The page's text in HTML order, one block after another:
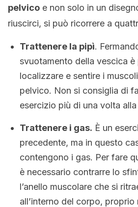
pelvico e non solo in un
riuscirci, si può ricorrere a
Trattenere la pipì.
svuotamento della vescica è
localizzare e sentire i
pelvico. Non si consiglia di
esercizio più di una volta
Trattenere i gas. È un
precedente, ma in questo
contengono i gas. Per fare
è necessario contrarre lo
l’anello muscolare che si
all’interno del corpo, proprio